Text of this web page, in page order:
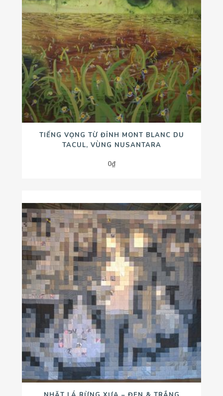
TIẾNG VỌNG TỪ ĐỈNH MONT BLANC DU
TACUL, VÙNG NUSANTARA
0₫